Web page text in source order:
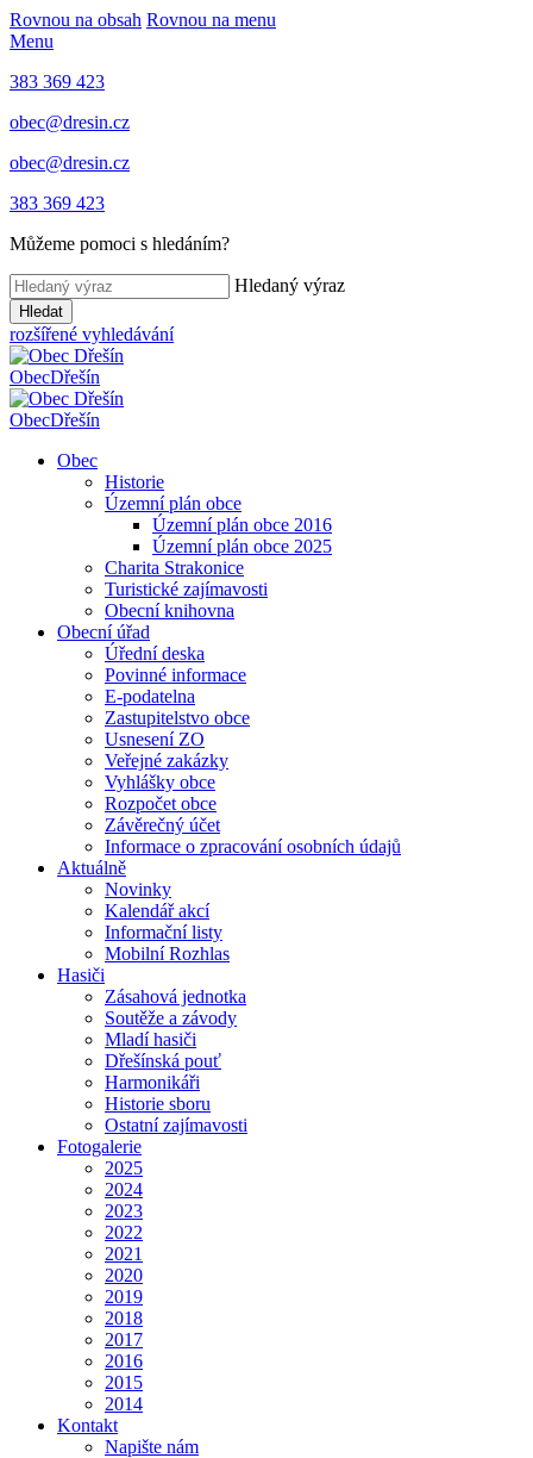
Rovnou na obsah Rovnou na menu
Menu
383 369 423
obec@dresin.cz
obec@dresin.cz
383 369 423
Můžeme pomoci s hledáním?
Hledaný výraz
Hledat
rozšířené vyhledávání
ObecDřešín
ObecDřešín
Obec
Historie
Územní plán obce
Územní plán obce 2016
Územní plán obce 2025
Charita Strakonice
Turistické zajímavosti
Obecní knihovna
Obecní úřad
Úřední deska
Povinné informace
E-podatelna
Zastupitelstvo obce
Usnesení ZO
Veřejné zakázky
Vyhlášky obce
Rozpočet obce
Závěrečný účet
Informace o zpracování osobních údajů
Aktuálně
Novinky
Kalendář akcí
Informační listy
Mobilní Rozhlas
Hasiči
Zásahová jednotka
Soutěže a závody
Mladí hasiči
Dřešínská pouť
Harmonikáři
Historie sboru
Ostatní zajímavosti
Fotogalerie
2025
2024
2023
2022
2021
2020
2019
2018
2017
2016
2015
2014
Kontakt
Napište nám